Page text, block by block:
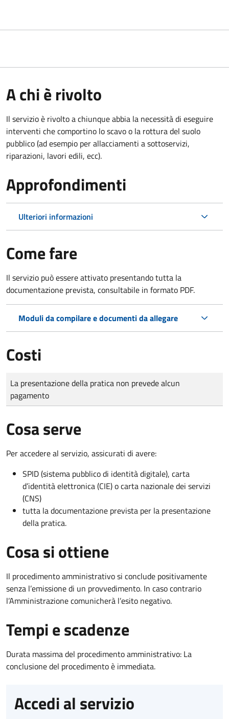
A chi è rivolto
Il servizio è rivolto a chiunque abbia la necessità di eseguire
interventi che comportino lo scavo o la rottura del suolo
pubblico (ad esempio per allacciamenti a sottoservizi,
riparazioni, lavori edili, ecc).
Approfondimenti
Ulteriori informazioni
Come fare
Il servizio può essere attivato presentando tutta la
documentazione prevista, consultabile in formato PDF.
Moduli da compilare e documenti da allegare
Costi
Tipo di pagamento
Importo
La presentazione della pratica non prevede alcun
pagamento
Cosa serve
Per accedere al servizio, assicurati di avere:
SPID (sistema pubblico di identità digitale), carta
d’identità elettronica (CIE) o carta nazionale dei servizi
(CNS)
tutta la documentazione prevista per la presentazione
della pratica.
Cosa si ottiene
Il procedimento amministrativo si conclude positivamente
senza l’emissione di un provvedimento. In caso contrario
l’Amministrazione comunicherà l’esito negativo.
Tempi e scadenze
Durata massima del procedimento amministrativo: La
conclusione del procedimento è immediata.
Accedi al servizio